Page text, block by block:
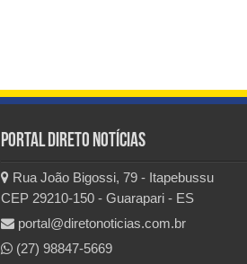
Portal Direto Notícias
Rua João Bigossi, 79 - Itapebussu
CEP 29210-150 - Guarapari - ES
portal@diretonoticias.com.br
(27) 98847-5669